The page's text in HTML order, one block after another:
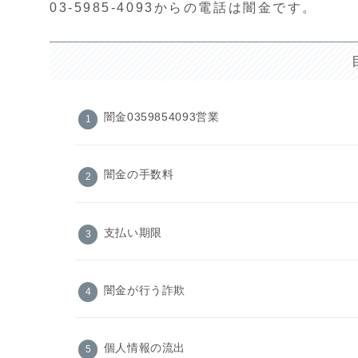
03-5985-4093からの電話は闇金です。
闇金0359854093営業
闇金の手数料
支払い期限
闇金が行う詐欺
個人情報の流出